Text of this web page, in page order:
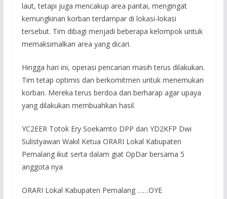
laut, tetapi juga mencakup area pantai, mengingat
kemungkinan korban terdampar di lokasi-lokasi
tersebut. Tim dibagi menjadi beberapa kelompok untuk
memaksimalkan area yang dicari.
Hingga hari ini, operasi pencarian masih terus dilakukan.
Tim tetap optimis dan berkomitmen untuk menemukan
korban. Mereka terus berdoa dan berharap agar upaya
yang dilakukan membuahkan hasil.
YC2EER Totok Ery Soekamto DPP dan YD2KFP Dwi
Sulistyawan Wakil Ketua ORARI Lokal Kabupaten
Pemalang ikut serta dalam giat OpDar bersama 5
anggota nya
ORARI Lokal Kabupaten Pemalang ……OYE